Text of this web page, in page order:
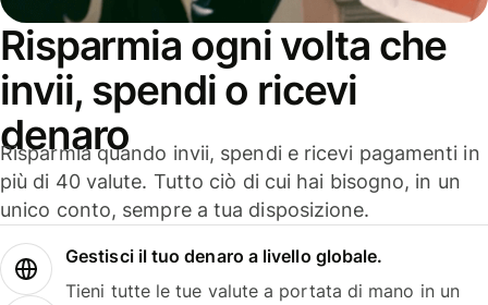
Risparmia ogni volta che
invii, spendi o ricevi
denaro
Risparmia quando invii, spendi e ricevi pagamenti in
più di 40 valute. Tutto ciò di cui hai bisogno, in un
unico conto, sempre a tua disposizione.
Gestisci il tuo denaro a livello globale.
Tieni tutte le tue valute a portata di mano in un